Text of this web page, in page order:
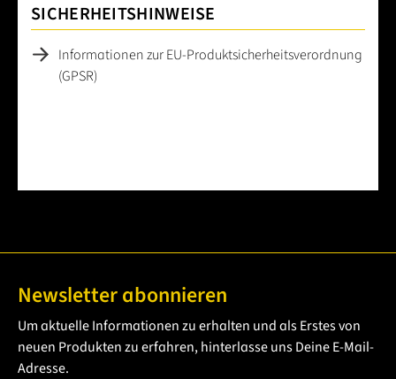
SICHERHEITSHINWEISE
Informationen zur EU-Produktsicherheitsverordnung
(GPSR)
Newsletter abonnieren
Um aktuelle Informationen zu erhalten und als Erstes von
neuen Produkten zu erfahren, hinterlasse uns Deine E-Mail-
Adresse.